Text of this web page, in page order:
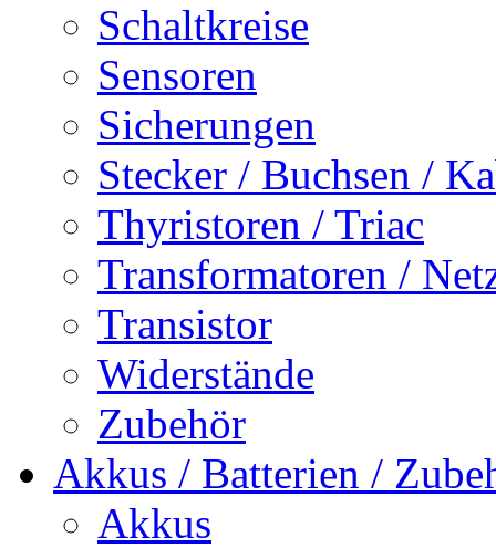
Schaltkreise
Sensoren
Sicherungen
Stecker / Buchsen /
Thyristoren / Triac
Transformatoren /
Transistor
Widerstände
Zubehör
Akkus / Batterien /
Akkus